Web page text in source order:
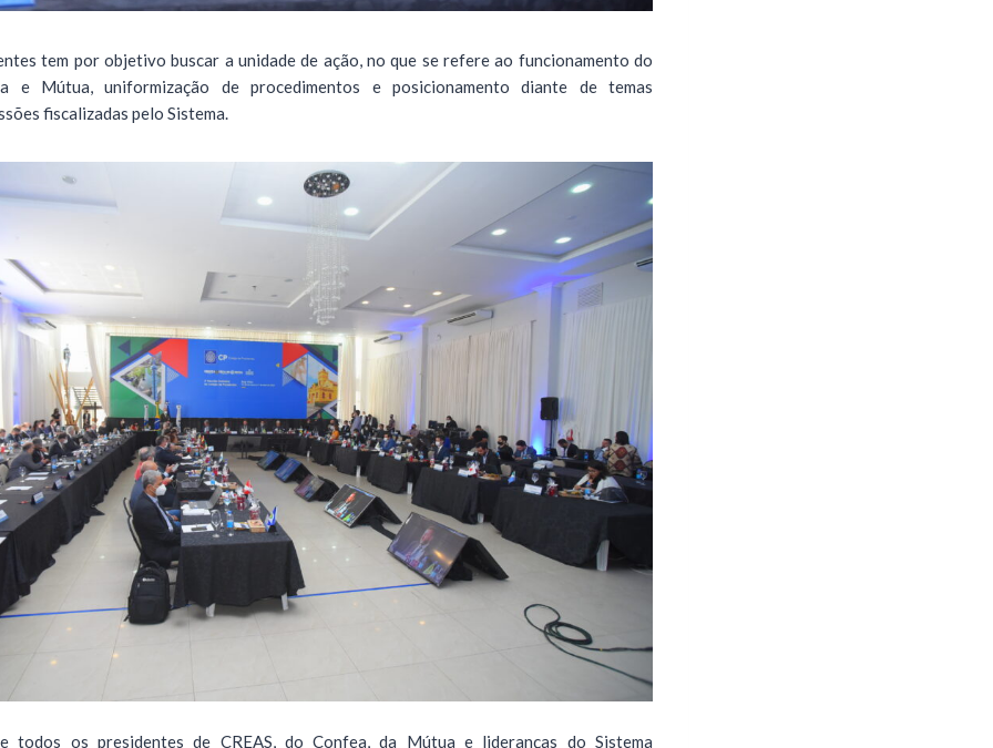
tem por objetivo buscar a unidade de ação, no que se refere ao funcionamento do
e Mútua, uniformização de procedimentos e posicionamento diante de temas
fiscalizadas pelo Sistema.
todos os presidentes de CREAS, do Confea, da Mútua e lideranças do Sistema